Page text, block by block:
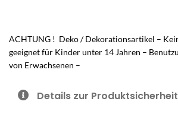
ACHTUNG ! Deko / Dekorationsartikel –
geeignet für Kinder unter 14 Jahren –
von Erwachsenen –
Details zur Produktsicherheit